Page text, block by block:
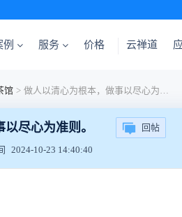
例 服务 价格 云禅道
馆 > 做人以清心为根本，做事以尽心为准则。
尽心为准则。 回帖
2024-10-23 14:40:40